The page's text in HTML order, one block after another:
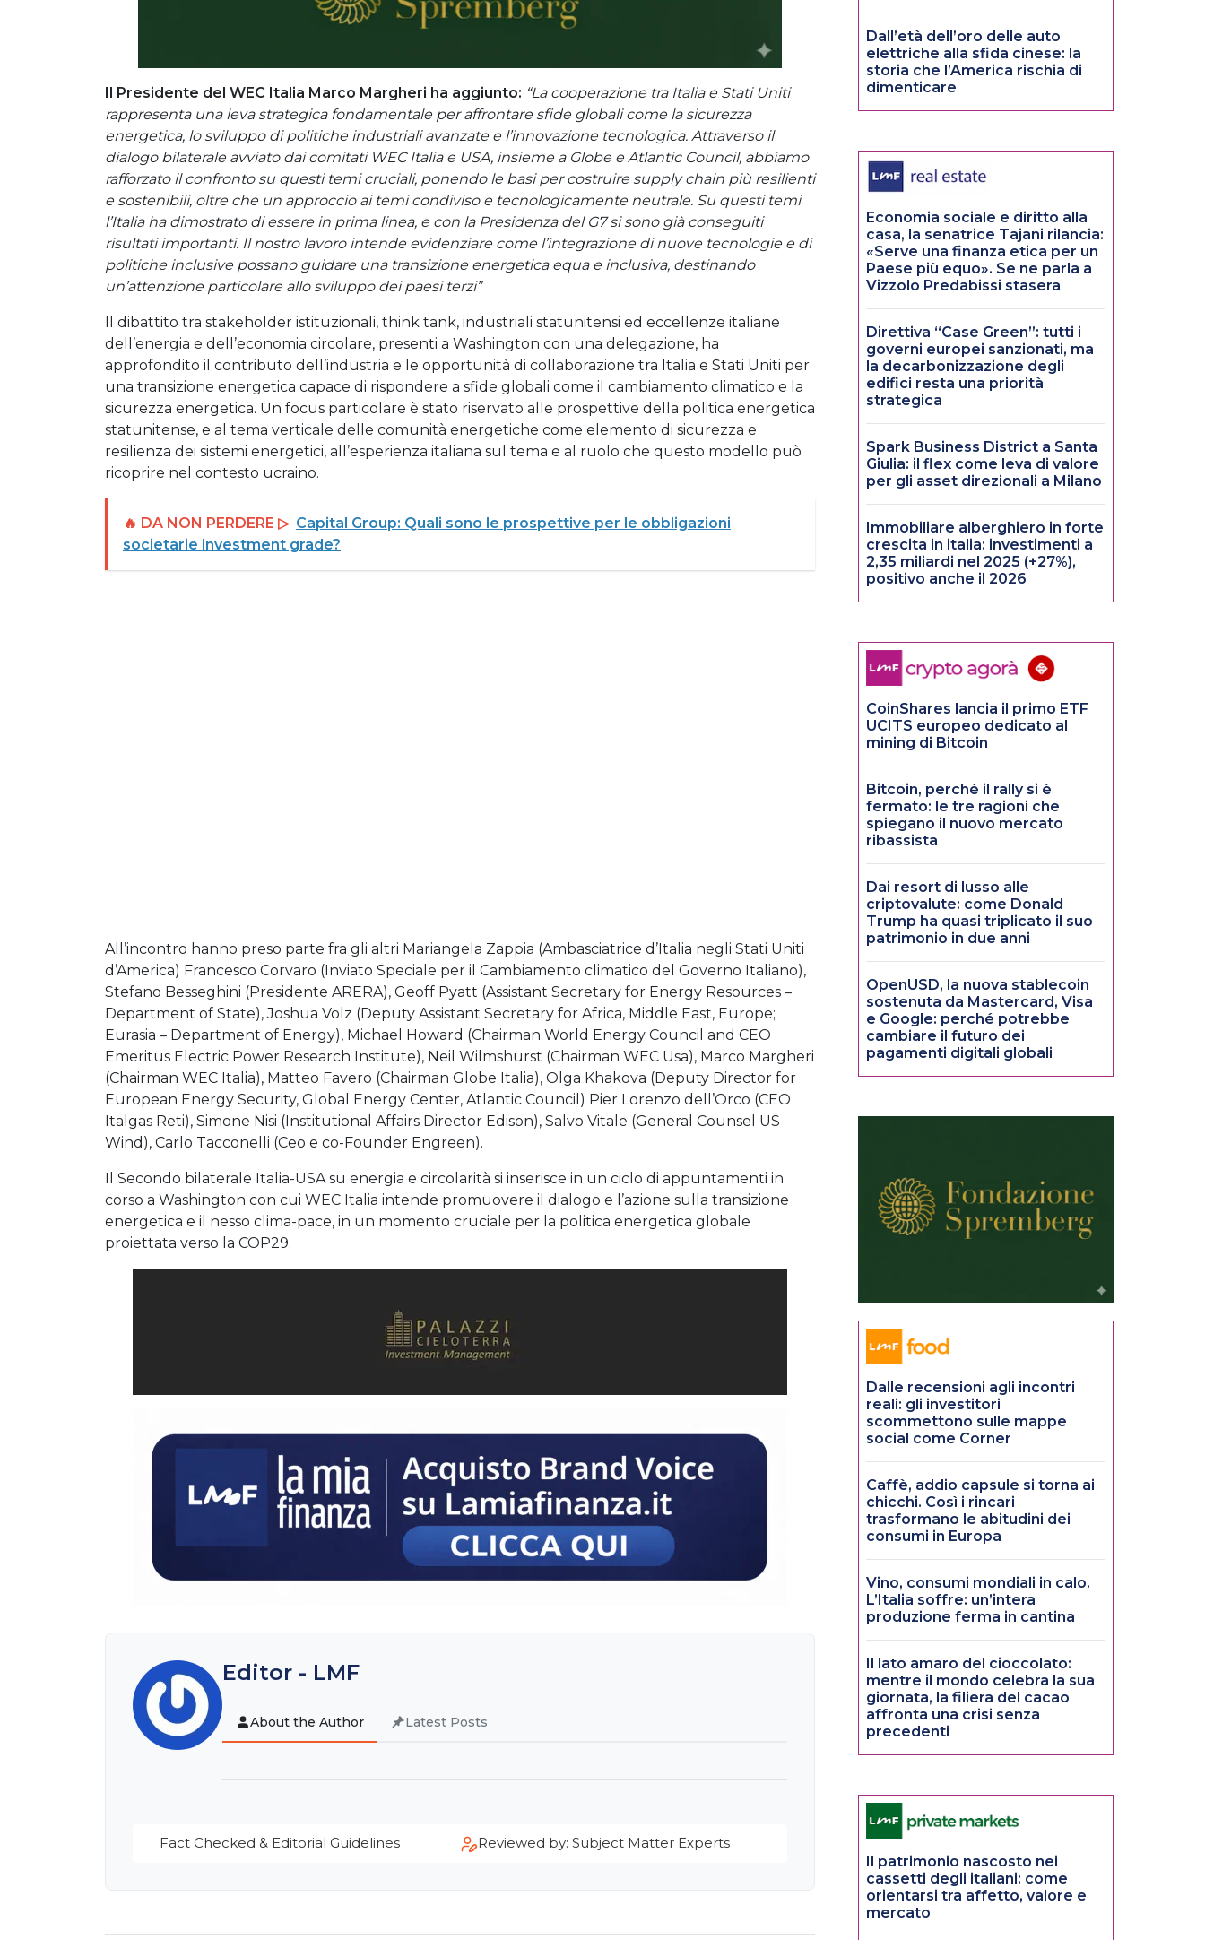
Il Presidente del WEC Italia Marco Margheri ha aggiunto: “La cooperazione tra Italia e Stati Uniti
rappresenta una leva strategica fondamentale per affrontare sfide globali come la sicurezza
energetica, lo sviluppo di politiche industriali avanzate e l’innovazione tecnologica. Attraverso il
dialogo bilaterale avviato dai comitati WEC Italia e USA, insieme a Globe e Atlantic Council, abbiamo
rafforzato il confronto su questi temi cruciali, ponendo le basi per costruire supply chain più resilienti
e sostenibili, oltre che un approccio ai temi condiviso e tecnologicamente neutrale. Su questi temi
l’Italia ha dimostrato di essere in prima linea, e con la Presidenza del G7 si sono già conseguiti
risultati importanti. Il nostro lavoro intende evidenziare come l’integrazione di nuove tecnologie e di
politiche inclusive possano guidare una transizione energetica equa e inclusiva, destinando
un’attenzione particolare allo sviluppo dei paesi terzi”
Il dibattito tra stakeholder istituzionali, think tank, industriali statunitensi ed eccellenze italiane
dell’energia e dell’economia circolare, presenti a Washington con una delegazione, ha
approfondito il contributo dell’industria e le opportunità di collaborazione tra Italia e Stati Uniti per
una transizione energetica capace di rispondere a sfide globali come il cambiamento climatico e la
sicurezza energetica. Un focus particolare è stato riservato alle prospettive della politica energetica
statunitense, e al tema verticale delle comunità energetiche come elemento di sicurezza e
resilienza dei sistemi energetici, all’esperienza italiana sul tema e al ruolo che questo modello può
ricoprire nel contesto ucraino.
🔥 DA NON PERDERE ▷ Capital Group: Quali sono le prospettive per le obbligazioni
societarie investment grade?
All’incontro hanno preso parte fra gli altri Mariangela Zappia (Ambasciatrice d’Italia negli Stati Uniti
d’America) Francesco Corvaro (Inviato Speciale per il Cambiamento climatico del Governo Italiano),
Stefano Besseghini (Presidente ARERA), Geoff Pyatt (Assistant Secretary for Energy Resources –
Department of State), Joshua Volz (Deputy Assistant Secretary for Africa, Middle East, Europe;
Eurasia – Department of Energy), Michael Howard (Chairman World Energy Council and CEO
Emeritus Electric Power Research Institute), Neil Wilmshurst (Chairman WEC Usa), Marco Margheri
(Chairman WEC Italia), Matteo Favero (Chairman Globe Italia), Olga Khakova (Deputy Director for
European Energy Security, Global Energy Center, Atlantic Council) Pier Lorenzo dell’Orco (CEO
Italgas Reti), Simone Nisi (Institutional Affairs Director Edison), Salvo Vitale (General Counsel US
Wind), Carlo Tacconelli (Ceo e co-Founder Engreen).
Il Secondo bilaterale Italia-USA su energia e circolarità si inserisce in un ciclo di appuntamenti in
corso a Washington con cui WEC Italia intende promuovere il dialogo e l’azione sulla transizione
energetica e il nesso clima-pace, in un momento cruciale per la politica energetica globale
proiettata verso la COP29.
Editor - LMF
About the Author Latest Posts
Fact Checked & Editorial Guidelines Reviewed by: Subject Matter Experts
Dall’età dell’oro delle auto
elettriche alla sfida cinese: la
storia che l’America rischia di
dimenticare
Economia sociale e diritto alla
casa, la senatrice Tajani rilancia:
«Serve una finanza etica per un
Paese più equo». Se ne parla a
Vizzolo Predabissi stasera
Direttiva “Case Green”: tutti i
governi europei sanzionati, ma
la decarbonizzazione degli
edifici resta una priorità
strategica
Spark Business District a Santa
Giulia: il flex come leva di valore
per gli asset direzionali a Milano
Immobiliare alberghiero in forte
crescita in italia: investimenti a
2,35 miliardi nel 2025 (+27%),
positivo anche il 2026
CoinShares lancia il primo ETF
UCITS europeo dedicato al
mining di Bitcoin
Bitcoin, perché il rally si è
fermato: le tre ragioni che
spiegano il nuovo mercato
ribassista
Dai resort di lusso alle
criptovalute: come Donald
Trump ha quasi triplicato il suo
patrimonio in due anni
OpenUSD, la nuova stablecoin
sostenuta da Mastercard, Visa
e Google: perché potrebbe
cambiare il futuro dei
pagamenti digitali globali
Dalle recensioni agli incontri
reali: gli investitori
scommettono sulle mappe
social come Corner
Caffè, addio capsule si torna ai
chicchi. Così i rincari
trasformano le abitudini dei
consumi in Europa
Vino, consumi mondiali in calo.
L’Italia soffre: un’intera
produzione ferma in cantina
Il lato amaro del cioccolato:
mentre il mondo celebra la sua
giornata, la filiera del cacao
affronta una crisi senza
precedenti
Il patrimonio nascosto nei
cassetti degli italiani: come
orientarsi tra affetto, valore e
mercato